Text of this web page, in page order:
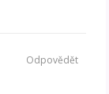
Odpovědět